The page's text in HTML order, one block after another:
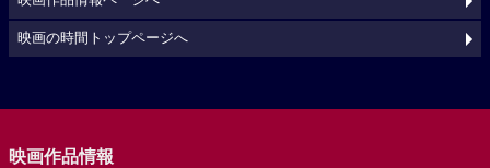
映画の時間トップページへ
映画作品情報